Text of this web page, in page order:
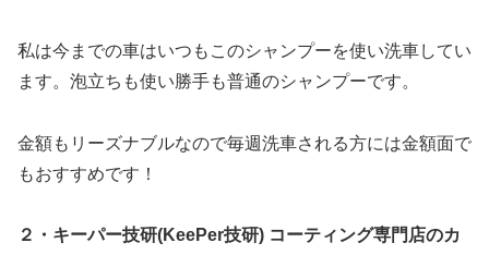
私は今までの車はいつもこのシャンプーを使い洗車してい
ます。泡立ちも使い勝手も普通のシャンプーです。
金額もリーズナブルなので毎週洗車される方には金額面で
もおすすめです！
２・キーパー技研(KeePer技研) コーティング専門店のカ